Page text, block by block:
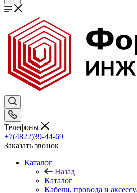
Телефоны
+7(4822)39-44-69
Заказать звонок
Каталог
Назад
Каталог
Кабели, провода и